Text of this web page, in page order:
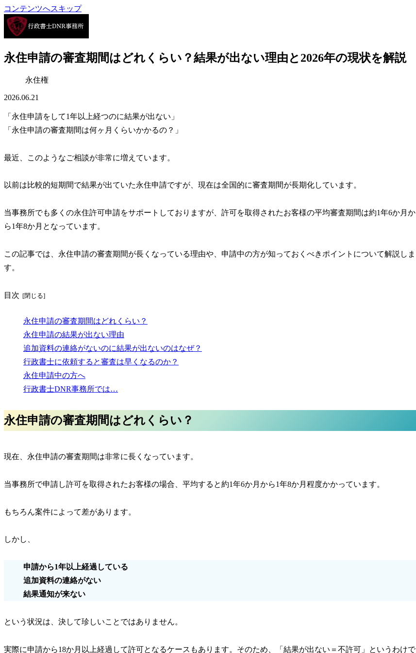
コンテンツへスキップ
永住申請の審査期間はどれくらい？結果が出ない理由と2026年の現状を解説
永住権
2026.06.21
「 永住申請をして1年以上経つのに結果が出ない 」
「 永住申請の審査期間は何ヶ月くらいかかるの？ 」
最近、このようなご相談が非常に増えています。
以前は比較的短期間で結果が出ていた永住申請ですが、現在は全国的に審査期間が長期化しています。
当事務所でも多くの永住許可申請をサポートしておりますが、許可を取得されたお客様の平均審査期間は約1年6か月か
ら1年8か月 となっています。
この記事では、永住申請の審査期間が長くなっている理由や、申請中の方が知っておくべきポイントについて解説しま
す。
目次
永住申請の審査期間はどれくらい？
永住申請の結果が出ない理由
追加資料の連絡がないのに結果が出ないのはなぜ？
行政書士に依頼すると審査は早くなるのか？
永住申請中の方へ
行政書士DNR事務所では…
永住申請の審査期間はどれくらい？
現在、永住申請の審査期間は非常に長くなっています。
当事務所で申請し許可を取得されたお客様の場合、 平均すると約1年6か月から1年8か月程度かかっています。
もちろん案件によって差があります。
しかし、
申請から1年以上経過している
追加資料の連絡がない
結果通知が来ない
という状況は、決して珍しいことではありません。
実際に申請から18か月以上経過して許可となるケースもあります。そのため、「 結果が出ない＝不許可 」というわけで